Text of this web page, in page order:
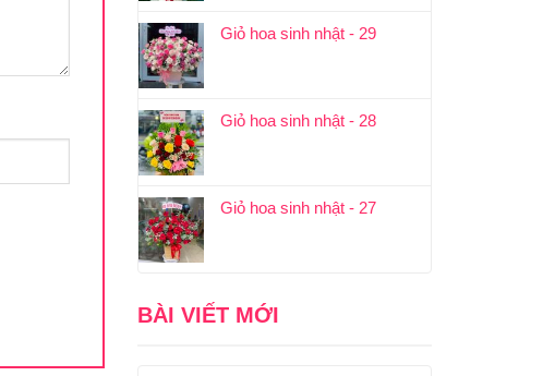
Giỏ hoa sinh nhật - 29
Giỏ hoa sinh nhật - 28
Giỏ hoa sinh nhật - 27
BÀI VIẾT MỚI